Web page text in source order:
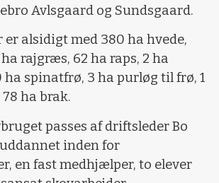
Avlsgaard og Sundsgaard.
alsidigt med 380 ha hvede,
ha rajgræs, 62 ha raps, 2 ha
ha spinatfrø, 3 ha purløg til frø, 1
ha brak.
passes af driftsleder Bo
uddannet inden for
en fast medhjælper, to elever